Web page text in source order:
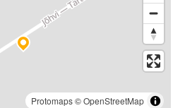
Protomaps©OpenStreetMap